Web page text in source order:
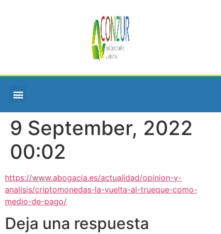
9 September, 2022
00:02
https://www.abogacia.es/actualidad/opinion-y-
analisis/criptomonedas-la-vuelta-al-trueque-como-
medio-de-pago/
Deja una respuesta